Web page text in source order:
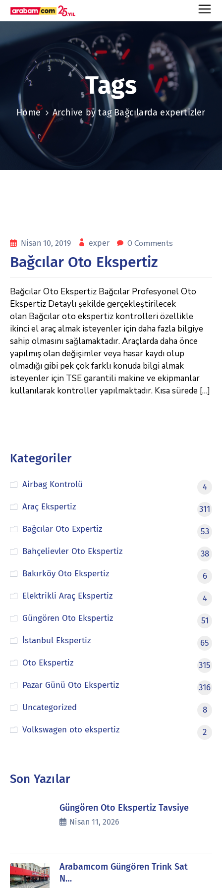
Tags
Home Archive by tag Bağcılarda expertizler
Nisan 10, 2019 exper 0 Comments
Bağcılar Oto Ekspertiz
Bağcılar Oto Ekspertiz Bağcılar Profesyonel Oto
Ekspertiz Detaylı şekilde gerçekleştirilecek
olan Bağcılar oto ekspertiz kontrolleri özellikle
ikinci el araç almak isteyenler için daha fazla bilgiye
sahip olmasını sağlamaktadır. Araçlarda daha önce
yapılmış olan değişimler veya hasar kaydı olup
olmadığı gibi pek çok farklı konuda bilgi almak
isteyenler için TSE garantili makine ve ekipmanlar
kullanılarak kontroller yapılmaktadır. Kısa sürede […]
Kategoriler
Airbag Kontrolü
4
Araç Ekspertiz
311
Bağcılar Oto Expertiz
53
Bahçelievler Oto Ekspertiz
38
Bakırköy Oto Ekspertiz
6
Elektrikli Araç Ekspertiz
4
Güngören Oto Ekspertiz
51
İstanbul Ekspertiz
65
Oto Ekspertiz
315
Pazar Günü Oto Ekspertiz
316
Uncategorized
8
Volkswagen oto ekspertiz
2
Son Yazılar
Güngören Oto Ekspertiz Tavsiye
Nisan 11, 2026
Arabamcom Güngören Trink Sat
N…